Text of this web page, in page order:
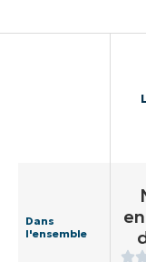
Dans
l'ensemble